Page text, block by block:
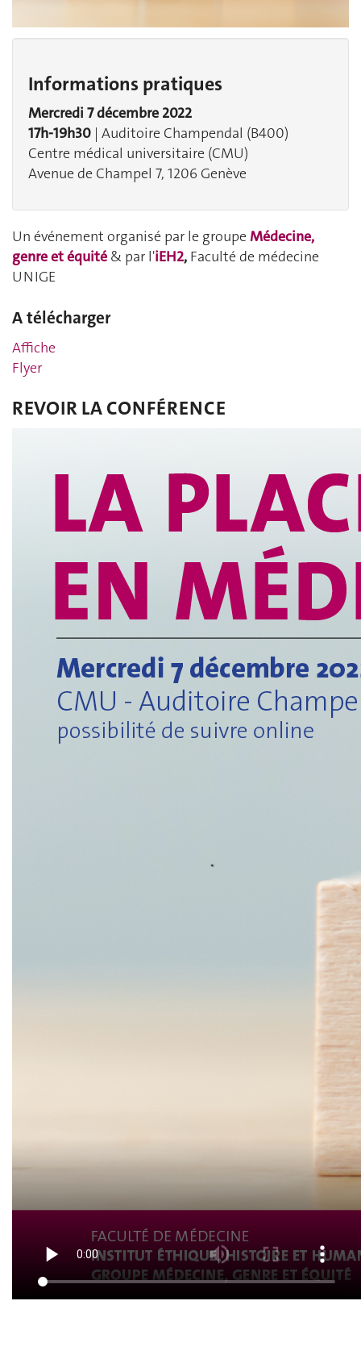
Informations pratiques
Mercredi 7 décembre 2022
17h-19h30 | Auditoire Champendal (B400)
Centre médical universitaire (CMU)
Avenue de Champel 7, 1206 Genève
Un événement organisé par le groupeMédecine,
genre et équité & par l'iEH2, Faculté de médecine
UNIGE
A télécharger
Affiche
Flyer
REVOIR LA CONFÉRENCE